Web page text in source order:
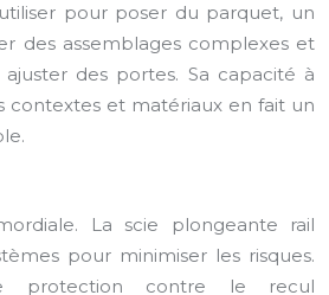
pour poser du parquet, un
des assemblages complexes et
des portes. Sa capacité à
contextes et matériaux en fait un
La scie plongeante rail
pour minimiser les risques.
protection contre le recul